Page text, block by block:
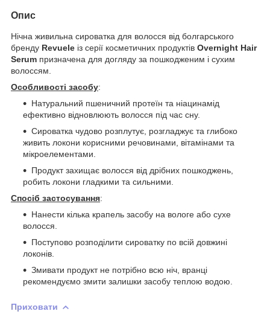
Опис
Нічна живильна сироватка для волосся від болгарського
бренду Revuele із серії косметичних продуктів Overnight Hair
Serum призначена для догляду за пошкодженим і сухим
волоссям.
Особливості засобу:
Натуральний пшеничний протеїн та ніацинамід
ефективно відновлюють волосся під час сну.
Сироватка чудово розплутує, розгладжує та глибоко
живить локони корисними речовинами, вітамінами та
мікроелементами.
Продукт захищає волосся від дрібних пошкоджень,
робить локони гладкими та сильними.
Спосіб застосування:
Нанести кілька крапель засобу на вологе або сухе
волосся.
Поступово розподілити сироватку по всій довжині
локонів.
Змивати продукт не потрібно всю ніч, вранці
рекомендуємо змити залишки засобу теплою водою.
Приховати